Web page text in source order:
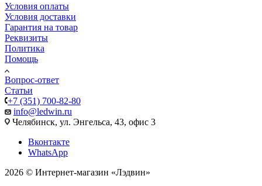
Условия оплаты
Условия доставки
Гарантия на товар
Реквизиты
Политика
Помощь
Вопрос-ответ
Статьи
+7 (351) 700-82-80
info@ledwin.ru
Челябинск, ул. Энгельса, 43, офис 3
Вконтакте
WhatsApp
2026 © Интернет-магазин «Лэдвин»